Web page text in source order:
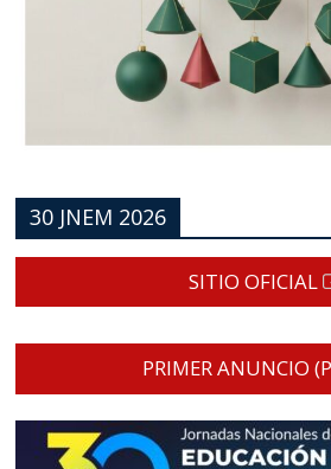
30 JNEM 2026
SITIO OFICIAL
PRIMER ANUNCIO